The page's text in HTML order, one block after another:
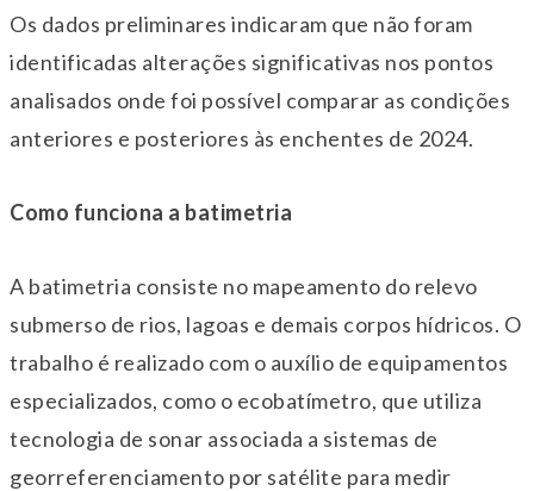
Os dados preliminares indicaram que não foram
identificadas alterações significativas nos pontos
analisados onde foi possível comparar as condições
anteriores e posteriores às enchentes de 2024.
Como funciona a batimetria
A batimetria consiste no mapeamento do relevo
submerso de rios, lagoas e demais corpos hídricos. O
trabalho é realizado com o auxílio de equipamentos
especializados, como o ecobatímetro, que utiliza
tecnologia de sonar associada a sistemas de
georreferenciamento por satélite para medir